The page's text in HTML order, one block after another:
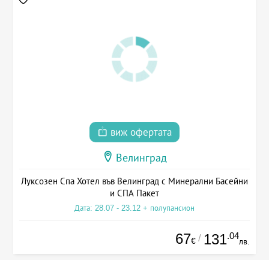
виж офертата
Велинград
Луксозен Спа Хотел във Велинград с Минерални Басейни
и СПА Пакет
Дата: 28.07 - 23.12 + полупансион
67€ / 131.04
лв.